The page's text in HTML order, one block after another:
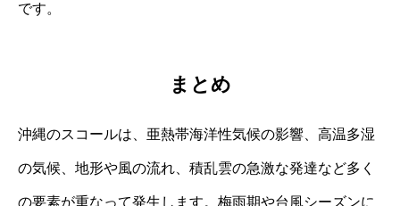
です。
まとめ
沖縄のスコールは、亜熱帯海洋性気候の影響、高温多湿
の気候、地形や風の流れ、積乱雲の急激な発達など多く
の要素が重なって発生します。梅雨期や台風シーズンに